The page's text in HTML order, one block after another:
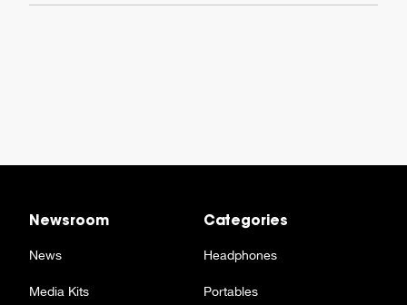
Newsroom
News
Media Kits
Categories
Headphones
Portables